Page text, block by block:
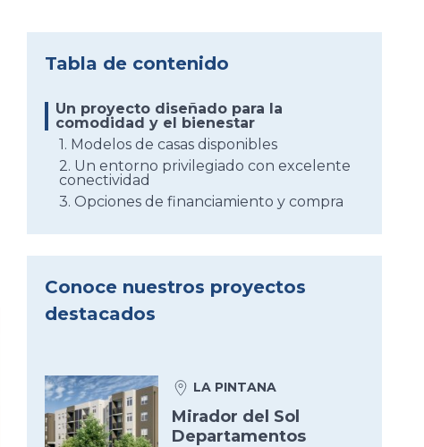
Tabla de contenido
Un proyecto diseñado para la
comodidad y el bienestar
1. Modelos de casas disponibles
2. Un entorno privilegiado con excelente
conectividad
3. Opciones de financiamiento y compra
Conoce nuestros proyectos
destacados
LA PINTANA
Mirador del Sol
Departamentos